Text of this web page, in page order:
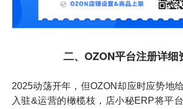
二、OZON平台注册详细
2025动荡开年，但OZON却应时应势地
入驻&运营的橄榄枝，店小秘ERP将平